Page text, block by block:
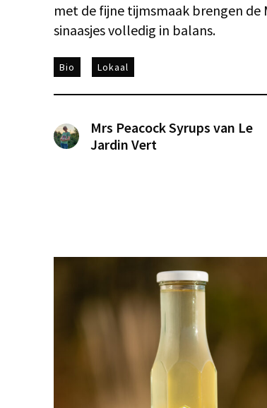
met de fijne tijmsmaak brengen de
sinaasjes volledig in balans.
Bio Lokaal
Mrs Peacock Syrups van Le
Jardin Vert